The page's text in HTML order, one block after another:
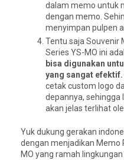
dalam memo untuk
dengan memo.
menyimpan pulpen
Tentu saja Souvenir
Series YS-MO ini
bisa digunakan
yang sangat efektif.
cetak custom logo
depannya, sehingga
akan jelas terlihat
Yuk dukung gerakan
dengan menjadikan Memo
MO yang ramah